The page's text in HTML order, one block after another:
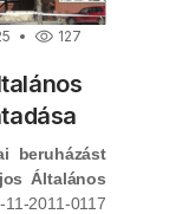
127
beruházást
Általános
2011-0117